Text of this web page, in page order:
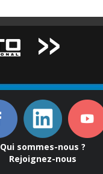
Qui sommes-nous ?
Rejoignez-nous